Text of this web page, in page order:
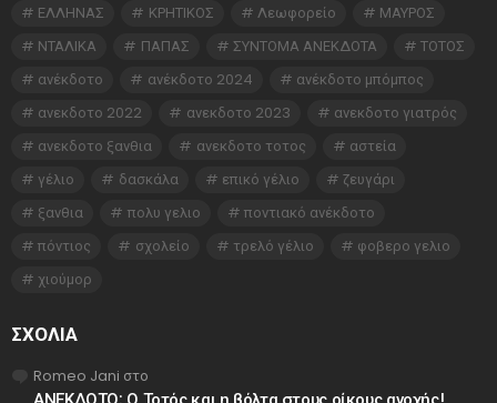
ΕΛΛΗΝΑΣ
ΚΡΗΤΙΚΟΣ Λεωφορείο
ΜΑΥΡΟΣ
ΝΤΑΛΙΚΑ
ΠΑΠΑΣ ΣΥΝΤΟΜΑ ΑΝΕΚΔΟΤΑ
ΤΟΤΟΣ
ανέκδοτο
ανέκδοτο 2024
ανέκδοτο μπόμπος
ανεκδοτο 2022
ανεκδοτο 2023
ανεκδοτο γιατρός
ανεκδοτο ξανθια
ανεκδοτο τοτος
αστεία
γέλιο
δασκάλα επικό γέλιο
ζευγάρι
ξανθια
πολυ γελιο
ποντιακό ανέκδοτο
πόντιος
σχολείο τρελό γέλιο
φοβερο γελιο
χιούμορ
ΣΧΌΛΙΑ
Romeo Jani στο